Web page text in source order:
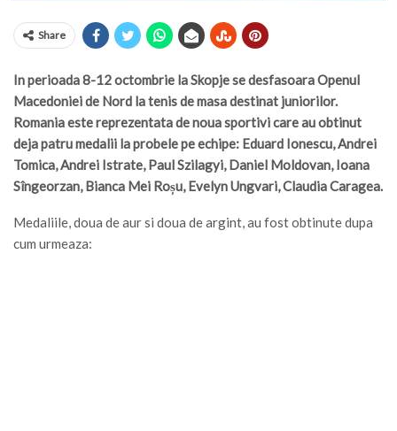
Share
In perioada 8-12 octombrie la Skopje se desfasoara Openul
Macedoniei de Nord la tenis de masa destinat juniorilor.
Romania este reprezentata de noua sportivi care au obtinut
deja patru medalii la probele pe echipe: Eduard Ionescu, Andrei
Tomica, Andrei Istrate, Paul Szilagyi, Daniel Moldovan, Ioana
Sîngeorzan, Bianca Mei Roșu, Evelyn Ungvari, Claudia Caragea.
Medaliile, doua de aur si doua de argint, au fost obtinute dupa
cum urmeaza: